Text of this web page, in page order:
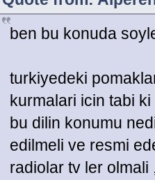
ben bu konuda
turkiyedeki
kurmalari icin tabi
bu dilin konumu
edilmeli ve resmi
radiolar tv ler olmali